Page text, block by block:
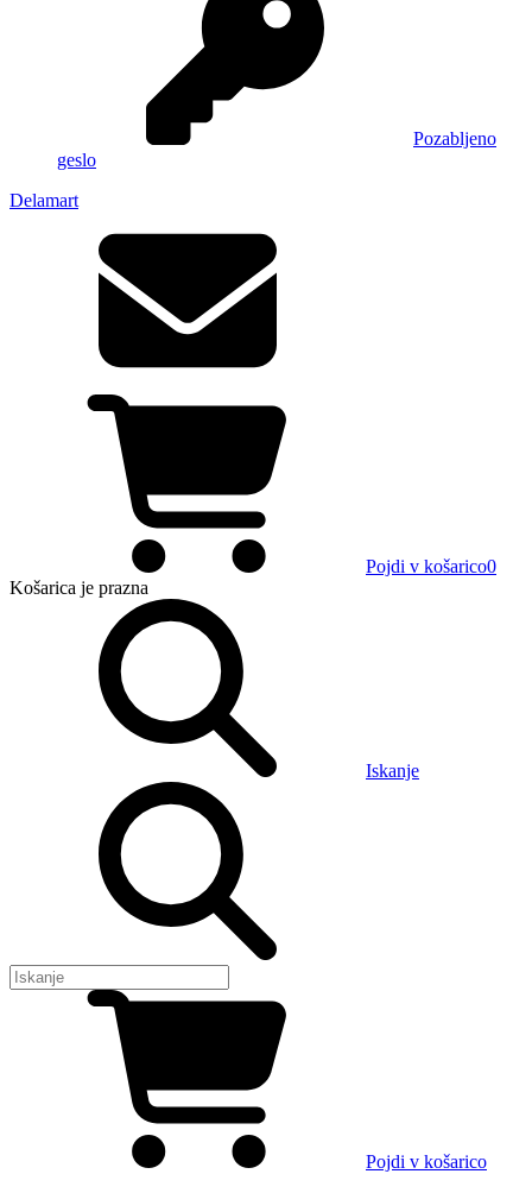
Pozabljeno
geslo
Delamart
Pojdi v košarico0
Košarica je prazna
Iskanje
Pojdi v košarico